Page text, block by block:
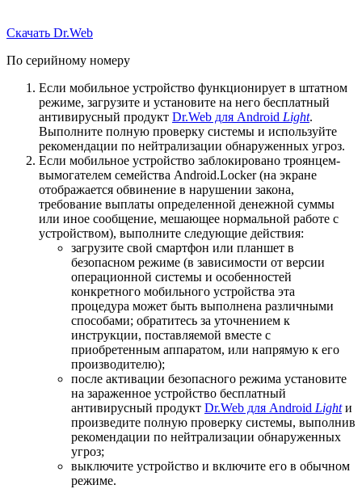
Скачать Dr.Web
По серийному номеру
Если мобильное устройство функционирует в штатном
режиме, загрузите и установите на него бесплатный
антивирусный продукт Dr.Web для Android Light.
Выполните полную проверку системы и используйте
рекомендации по нейтрализации обнаруженных угроз.
Если мобильное устройство заблокировано троянцем-
вымогателем семейства Android.Locker (на экране
отображается обвинение в нарушении закона,
требование выплаты определенной денежной суммы
или иное сообщение, мешающее нормальной работе с
устройством), выполните следующие действия:
загрузите свой смартфон или планшет в
безопасном режиме (в зависимости от версии
операционной системы и особенностей
конкретного мобильного устройства эта
процедура может быть выполнена различными
способами; обратитесь за уточнением к
инструкции, поставляемой вместе с
приобретенным аппаратом, или напрямую к его
производителю);
после активации безопасного режима установите
на зараженное устройство бесплатный
антивирусный продукт Dr.Web для Android Lightи
произведите полную проверку системы, выполнив
рекомендации по нейтрализации обнаруженных
угроз;
выключите устройство и включите его в обычном
режиме.